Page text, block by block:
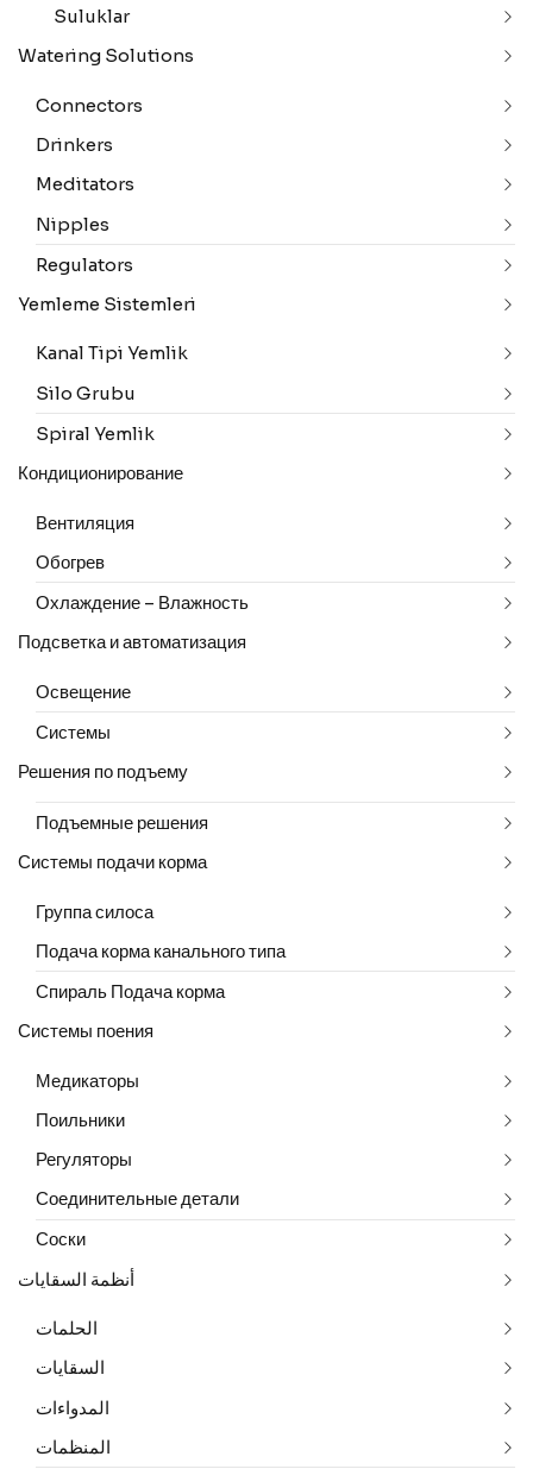
Suluklar
Watering Solutions
Connectors
Drinkers
Meditators
Nipples
Regulators
Yemleme Sistemleri
Kanal Tipi Yemlik
Silo Grubu
Spiral Yemlik
Кондиционирование
Вентиляция
Обогрев
Охлаждение – Влажность
Подсветка и автоматизация
Освещение
Системы
Решения по подъему
Подъемные решения
Системы подачи корма
Группа силоса
Подача корма канального типа
Спираль Подача корма
Системы поения
Медикаторы
Поильники
Регуляторы
Соединительные детали
Соски
أنظمة السقايات
الحلمات
السقايات
المدواءات
المنظمات